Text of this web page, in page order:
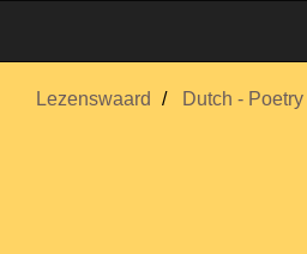
Lezenswaard Dutch - Poetry